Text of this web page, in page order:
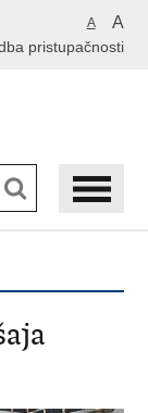
A A
pristupačnosti